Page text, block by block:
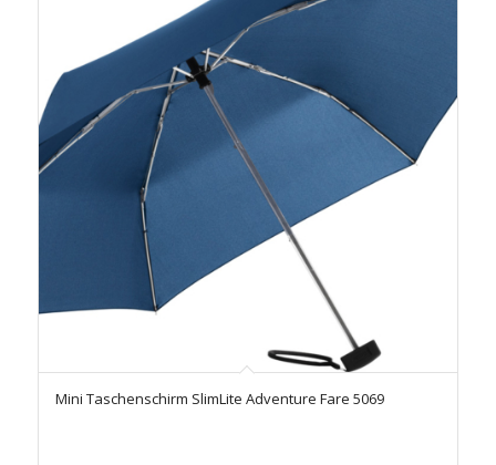
Mini Taschenschirm SlimLite Adventure Fare 5069